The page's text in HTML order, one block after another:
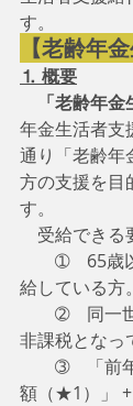
す。
【老齢年
⒈ 概要
「老齢年
年金生活者支
通り「老齢年
方の支援を目
す。
受給できる
➀　65歳以
給している方。
➁　同一世
非課税となっ
➂　「前年
額（★1）」